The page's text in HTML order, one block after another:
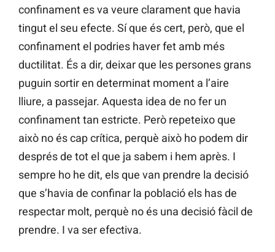
confinament es va veure clarament que havia
tingut el seu efecte. Sí que és cert, però, que el
confinament el podries haver fet amb més
ductilitat. És a dir, deixar que les persones grans
puguin sortir en determinat moment a l’aire
lliure, a passejar. Aquesta idea de no fer un
confinament tan estricte. Però repeteixo que
això no és cap crítica, perquè això ho podem dir
després de tot el que ja sabem i hem après. I
sempre ho he dit, els que van prendre la decisió
que s’havia de confinar la població els has de
respectar molt, perquè no és una decisió fàcil de
prendre. I va ser efectiva.